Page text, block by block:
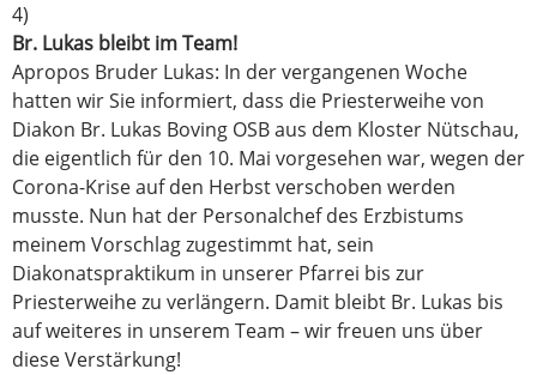
4)
Br. Lukas bleibt im Team!
Apropos Bruder Lukas: In der vergangenen Woche
hatten wir Sie informiert, dass die Priesterweihe von
Diakon Br. Lukas Boving OSB aus dem Kloster Nütschau,
die eigentlich für den 10. Mai vorgesehen war, wegen der
Corona-Krise auf den Herbst verschoben werden
musste. Nun hat der Personalchef des Erzbistums
meinem Vorschlag zugestimmt hat, sein
Diakonatspraktikum in unserer Pfarrei bis zur
Priesterweihe zu verlängern. Damit bleibt Br. Lukas bis
auf weiteres in unserem Team – wir freuen uns über
diese Verstärkung!